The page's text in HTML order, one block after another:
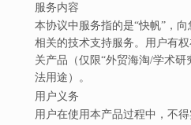
服务内容
本协议中服务指的是“快帆”，
相关的技术支持服务。用户有
关产品（仅限“外贸海淘/学术
法用途）。
用户义务
用户在使用本产品过程中，不